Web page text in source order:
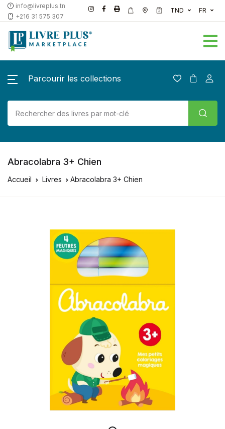
info@livreplus.tn
+216 31 575 307
TND FR
Parcourir les collections
Abracolabra 3+ Chien
Accueil Livres Abracolabra 3+ Chien